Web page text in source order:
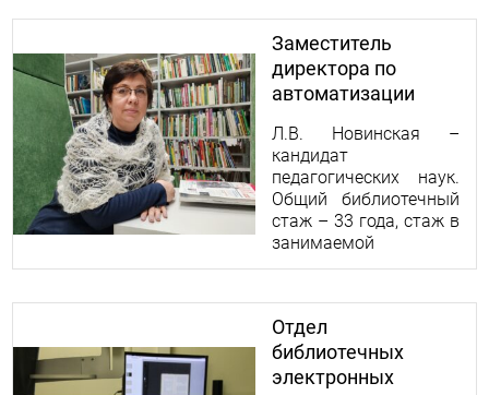
Заместитель
директора по
автоматизации
Л.В. Новинская –
кандидат
педагогических наук.
Общий библиотечный
стаж – 33 года, стаж в
занимаемой
должности – 25 лет.
Отдел
библиотечных
электронных